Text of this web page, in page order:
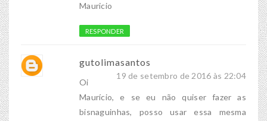
Mauricio
RESPONDER
gutolimasantos
19 de setembro de 2016 às 22:04
Oi
Maurício, e se eu não quiser fazer as
bisnaguinhas, posso usar essa mesma